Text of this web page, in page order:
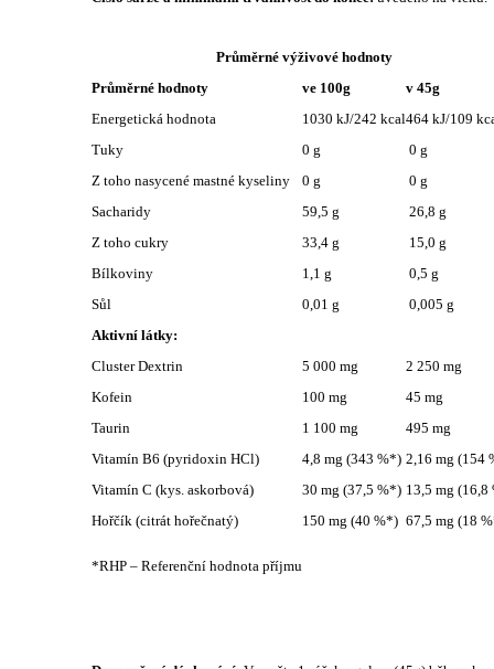
Průměrné výživové hodnoty
Průměrné hodnoty
ve 100g
v 45g
Energetická hodnota
1030 kJ/242 kcal464 kJ/109
Tuky
0 g
0 g
Z toho nasycené mastné kyseliny
0 g
0 g
Sacharidy
59,5 g
26,8 g
Z toho cukry
33,4 g
15,0 g
Bílkoviny
1,1 g
0,5 g
Sůl
0,01 g
0,005 g
Aktivní látky:
Cluster Dextrin
5 000 mg
2 250 mg
Kofein
100 mg
45 mg
Taurin
1 100 mg
495 mg
Vitamín B6 (pyridoxin HCl)
4,8 mg (343 %*) 2,16 mg (154
Vitamín C (kys. askorbová)
30 mg (37,5 %*) 13,5 mg (16,8
Hořčík (citrát hořečnatý)
150 mg (40 %*) 67,5 mg (18
*RHP – Referenční hodnota příjmu